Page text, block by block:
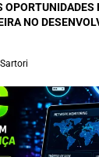
OPORTUNIDADES
NO